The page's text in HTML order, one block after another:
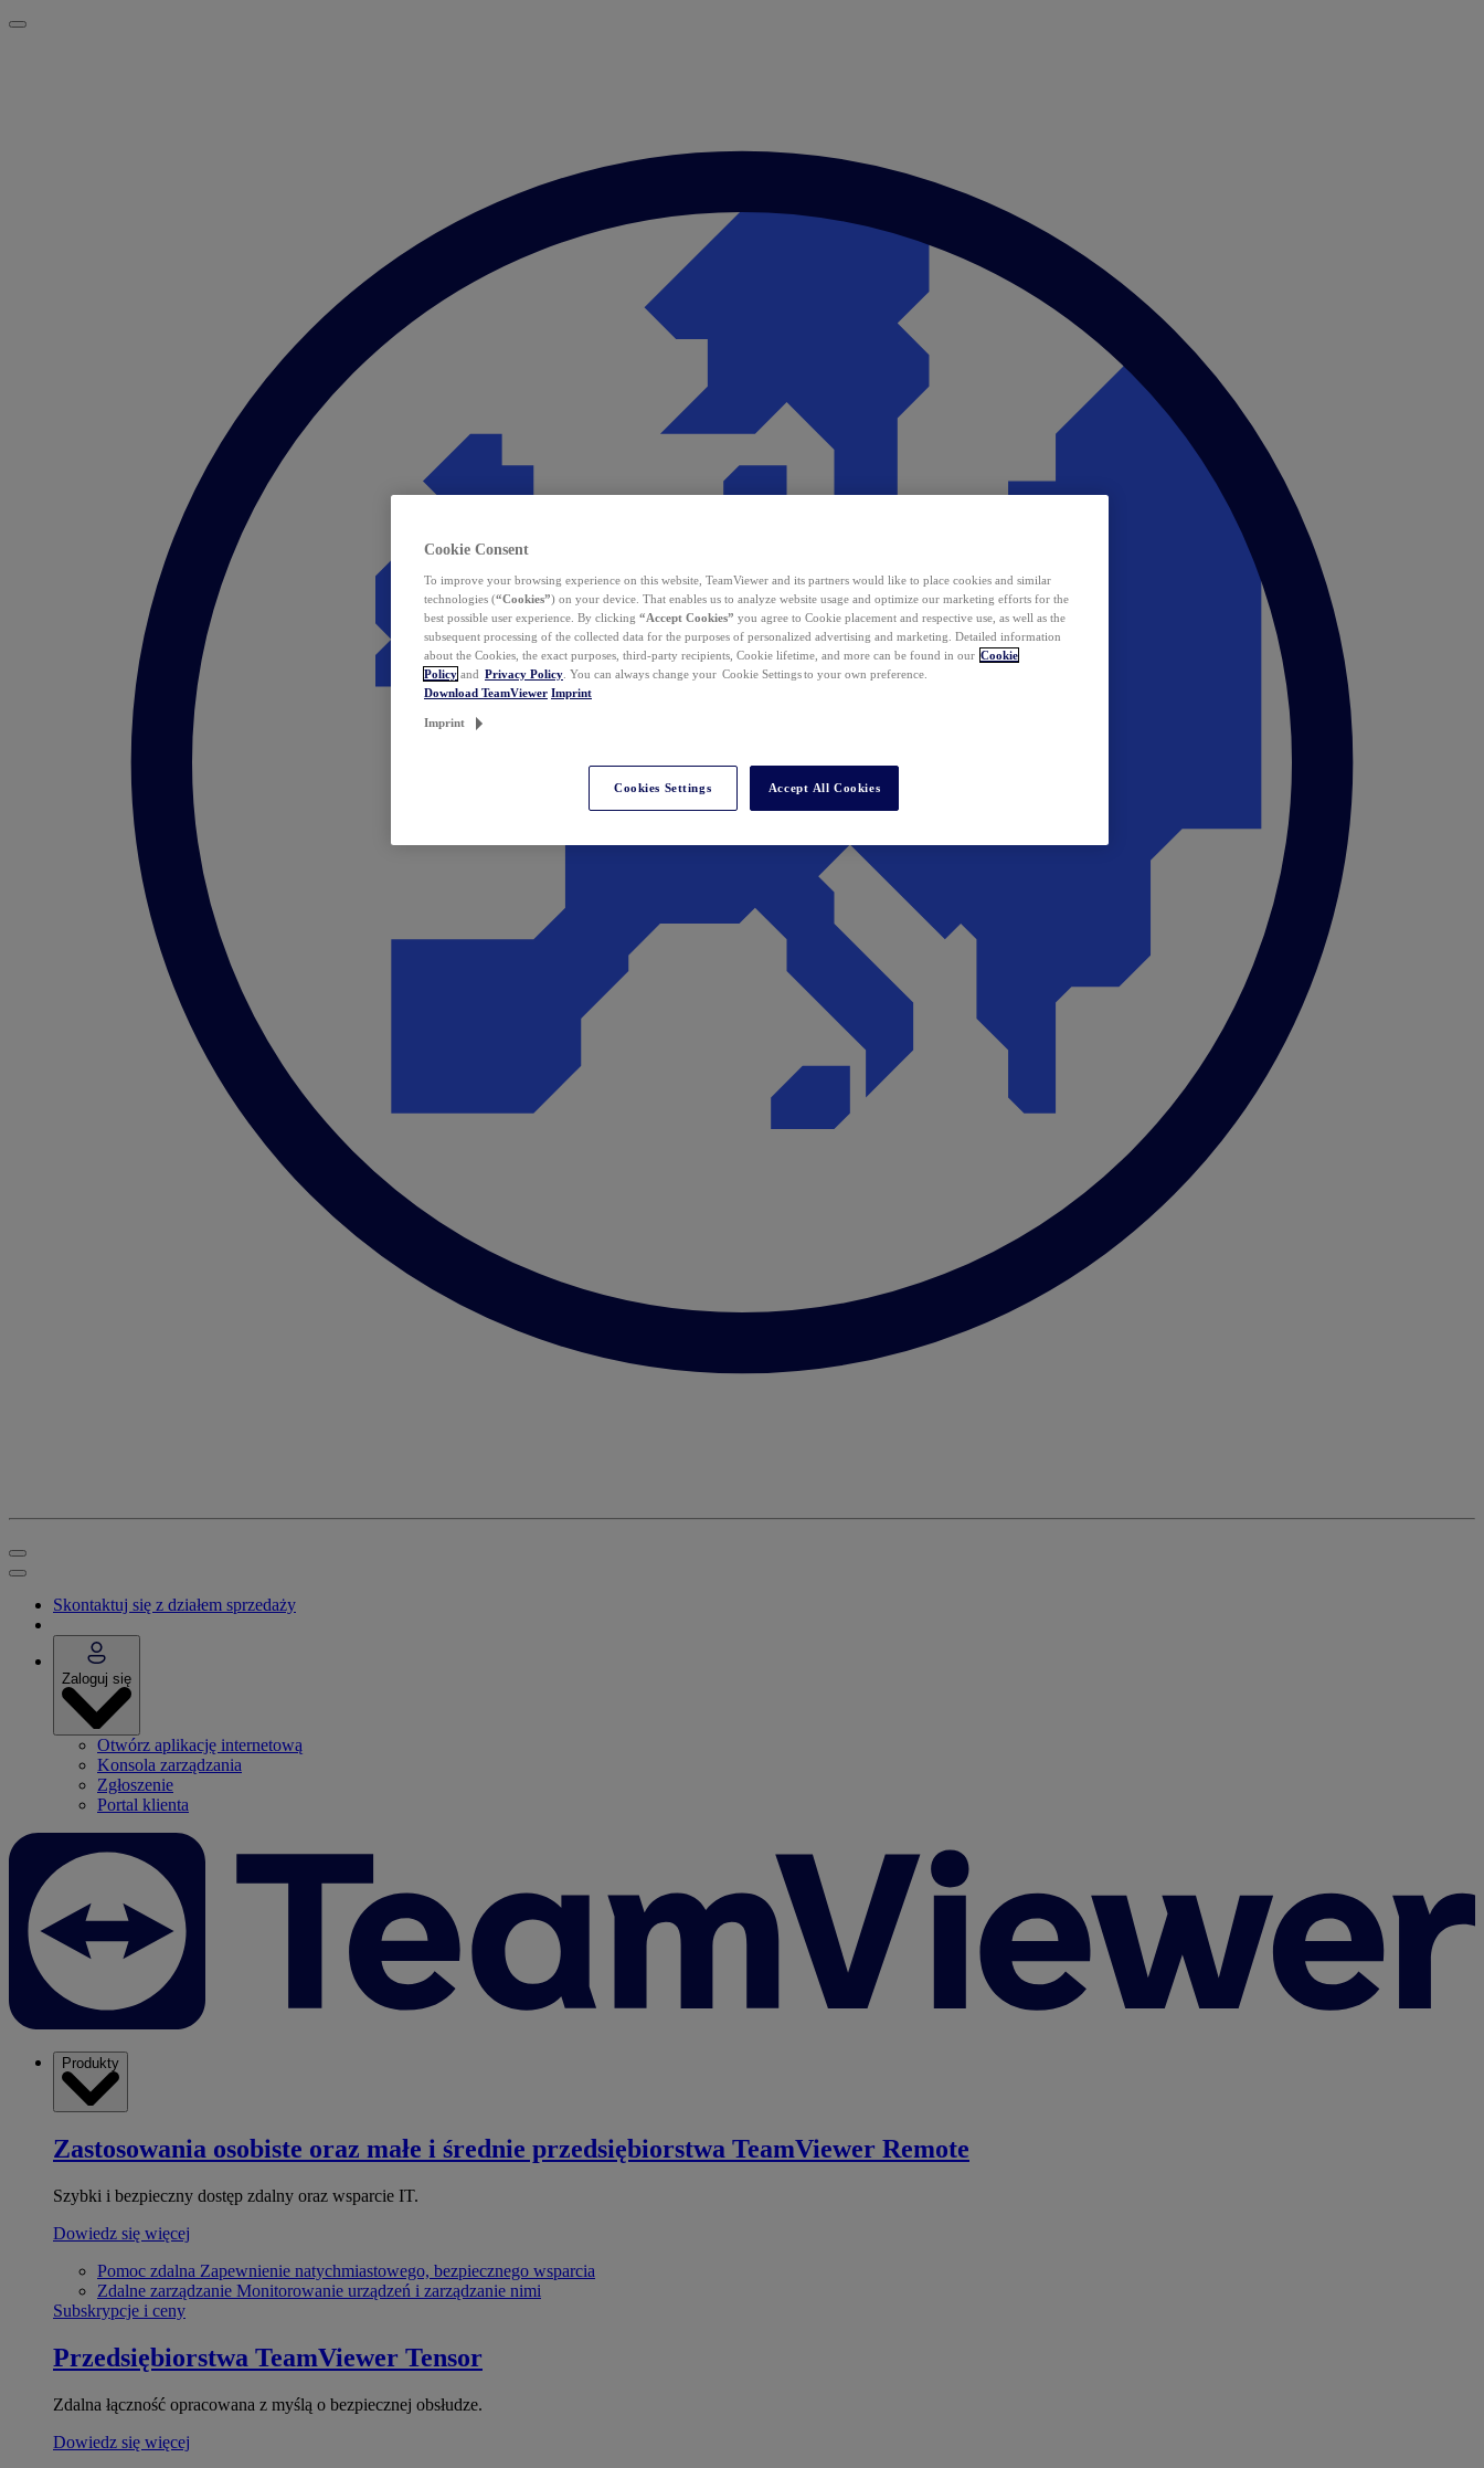
Skontaktuj się z działem sprzedaży
Zaloguj się
Otwórz aplikację internetową
Konsola zarządzania
Zgłoszenie
Portal klienta
Produkty
Zastosowania osobiste oraz małe i średnie przedsiębiorstwa TeamViewer Remote
Szybki i bezpieczny dostęp zdalny oraz wsparcie IT.
Dowiedz się więcej
Pomoc zdalna Zapewnienie natychmiastowego, bezpiecznego wsparcia
Zdalne zarządzanie Monitorowanie urządzeń i zarządzanie nimi
Subskrypcje i ceny
Przedsiębiorstwa TeamViewer Tensor
Zdalna łączność opracowana z myślą o bezpiecznej obsłudze.
Dowiedz się więcej
Cookie Consent
To improve your browsing experience on this website, TeamViewer and its partners would like to place cookies and similar
technologies (“Cookies”) on your device. That enables us to analyze website usage and optimize our marketing efforts for the
best possible user experience. By clicking “Accept Cookies” you agree to Cookie placement and respective use, as well as the
subsequent processing of the collected data for the purposes of personalized advertising and marketing. Detailed information
about the Cookies, the exact purposes, third-party recipients, Cookie lifetime, and more can be found in our Cookie
Policy and Privacy Policy . You can always change your Cookie Settings to your own preference.
Download TeamViewer Imprint
Imprint
Cookies Settings Accept All Cookies